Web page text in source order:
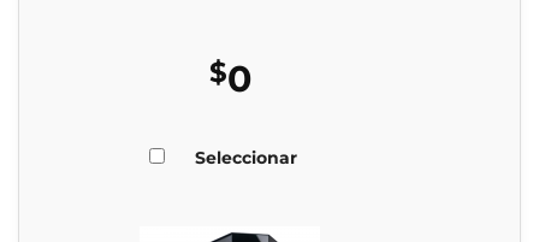
$0
Seleccionar